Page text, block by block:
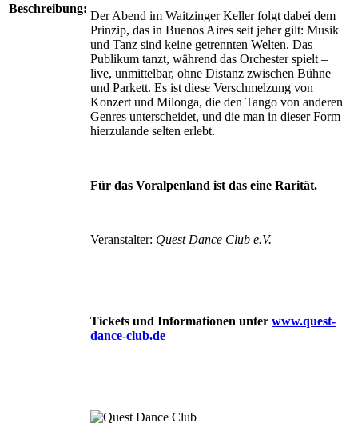
Beschreibung:
Der Abend im Waitzinger Keller folgt dabei dem
Prinzip, das in Buenos Aires seit jeher gilt: Musik
und Tanz sind keine getrennten Welten. Das
Publikum tanzt, während das Orchester spielt –
live, unmittelbar, ohne Distanz zwischen Bühne
und Parkett. Es ist diese Verschmelzung von
Konzert und Milonga, die den Tango von anderen
Genres unterscheidet, und die man in dieser Form
hierzulande selten erlebt.
Für das Voralpenland ist das eine Rarität.
Veranstalter: Quest Dance Club e.V.
Tickets und Informationen unter www.quest-
dance-club.de